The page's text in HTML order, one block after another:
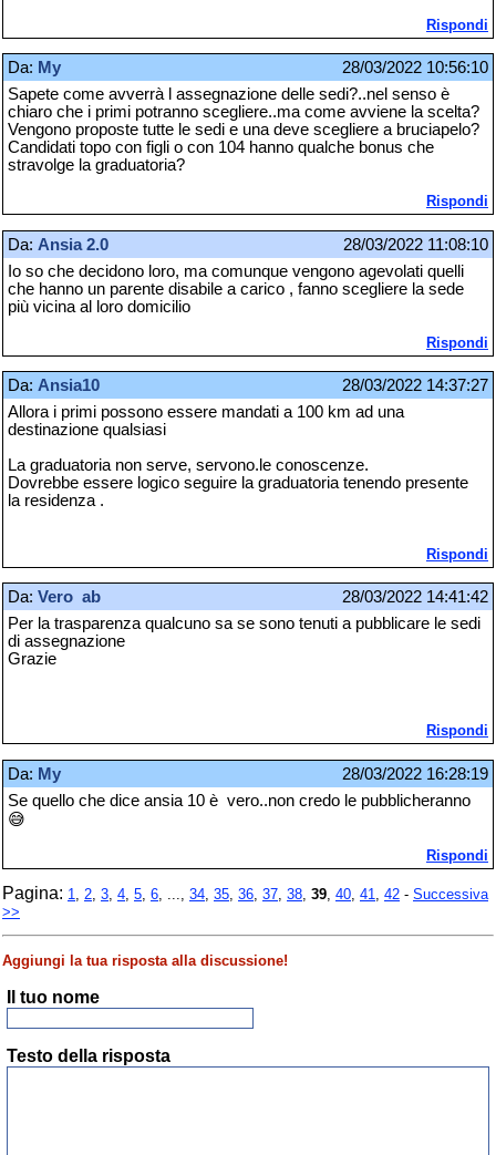
Rispondi
Da: My
28/03/2022 10:56:10
Sapete come avverrà l assegnazione delle sedi?..nel senso è
chiaro che i primi potranno scegliere..ma come avviene la scelta?
Vengono proposte tutte le sedi e una deve scegliere a bruciapelo?
Candidati topo con figli o con 104 hanno qualche bonus che
stravolge la graduatoria?
Rispondi
Da: Ansia 2.0
28/03/2022 11:08:10
Io so che decidono loro, ma comunque vengono agevolati quelli
che hanno un parente disabile a carico , fanno scegliere la sede
più vicina al loro domicilio
Rispondi
Da: Ansia10
28/03/2022 14:37:27
Allora i primi possono essere mandati a 100 km ad una
destinazione qualsiasi
La graduatoria non serve, servono.le conoscenze.
Dovrebbe essere logico seguire la graduatoria tenendo presente
la residenza .
Rispondi
Da: Vero ab
28/03/2022 14:41:42
Per la trasparenza qualcuno sa se sono tenuti a pubblicare le sedi
di assegnazione
Grazie
Rispondi
Da: My
28/03/2022 16:28:19
Se quello che dice ansia 10 è vero..non credo le pubblicheranno
😅
Rispondi
Pagina: 1, 2, 3, 4, 5, 6, ..., 34, 35, 36, 37, 38, 39, 40, 41, 42 - Successiva
>>
Aggiungi la tua risposta alla discussione!
Il tuo nome
Testo della risposta